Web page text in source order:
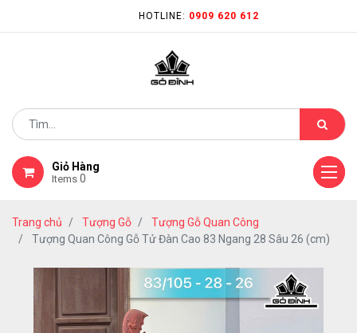
HOTLINE: 0909 620 612
Giỏ Hàng
Items 0
Trang chủ Tượng Gỗ
Tượng Gỗ Quan Công
Tượng Quan Công Gỗ Tử Đàn Cao 83 Ngang 28 Sâu 26 (cm)